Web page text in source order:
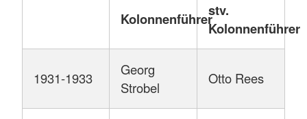
Kolonnenführerstv.
Kolonnenführer
1931-1933
Georg
Strobel
Otto Rees